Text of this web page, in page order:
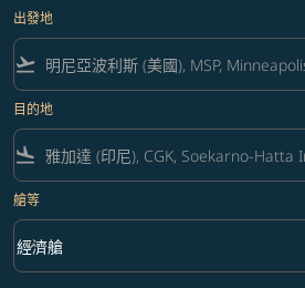
出發地
flight_takeoff
目的地
flight_land
艙等
艙等 option 經濟艙 Selected
經濟艙
keyboard_arrow_down